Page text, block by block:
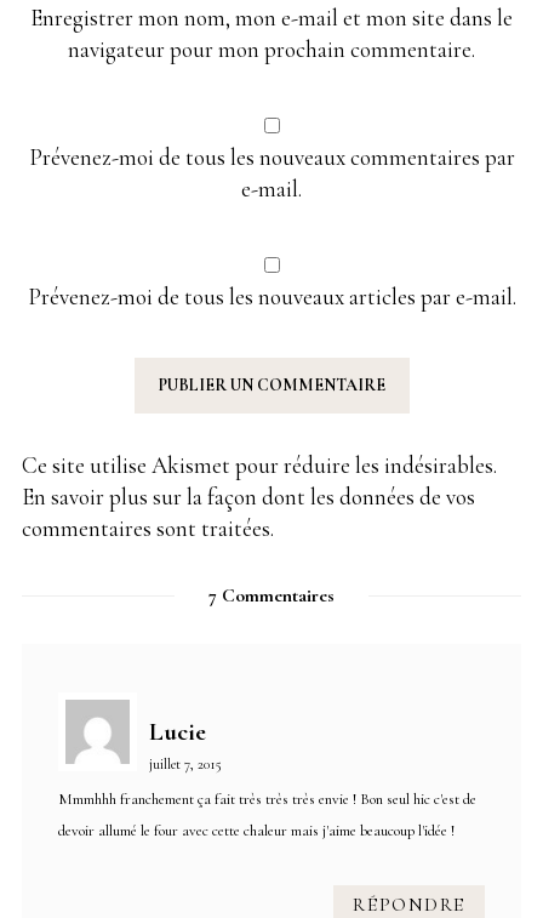
Enregistrer mon nom, mon e-mail et mon site dans le
navigateur pour mon prochain commentaire.
Prévenez-moi de tous les nouveaux commentaires par
e-mail.
Prévenez-moi de tous les nouveaux articles par e-mail.
Ce site utilise Akismet pour réduire les indésirables.
En savoir plus sur la façon dont les données de vos
commentaires sont traitées.
7 Commentaires
Lucie
juillet 7, 2015
Mmmhhh franchement ça fait très très très envie ! Bon seul hic c'est de
devoir allumé le four avec cette chaleur mais j'aime beaucoup l'idée !
RÉPONDRE